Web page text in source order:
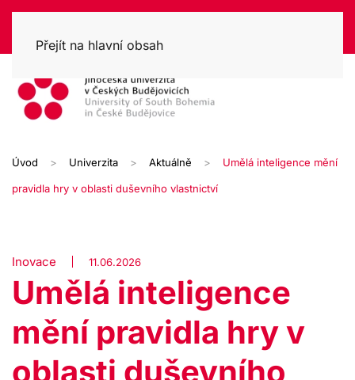
Přejít na hlavní obsah
Úvod Univerzita Aktuálně Umělá inteligence mění
pravidla hry v oblasti duševního vlastnictví
Inovace 11.06.2026
Umělá inteligence
mění pravidla hry v
oblasti duševního